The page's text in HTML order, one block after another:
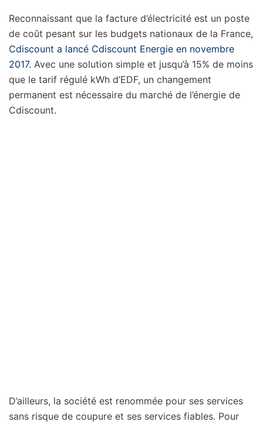
Reconnaissant que la facture d’électricité est un poste
de coût pesant sur les budgets nationaux de la France,
Cdiscount a lancé Cdiscount Energie en novembre
2017. Avec une solution simple et jusqu’à 15% de moins
que le tarif régulé kWh d’EDF, un changement
permanent est nécessaire du marché de l’énergie de
Cdiscount.
D’ailleurs, la société est renommée pour ses services
sans risque de coupure et ses services fiables. Pour